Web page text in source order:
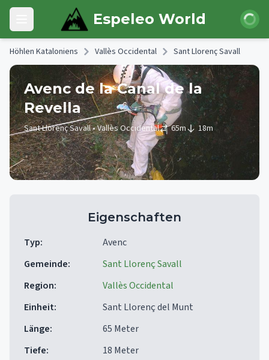
Skip to main content
Open main menu Espeleo World
Höhlen Kataloniens Vallès Occidental Sant Llorenç Savall
Avenc de la Canal de la
Revella
Sant Llorenç Savall• Vallès Occidental 65m 18m
Eigenschaften
Typ:
Avenc
Gemeinde:
Sant Llorenç Savall
Region:
Vallès Occidental
Einheit:
Sant Llorenç del Munt
Länge:
65 Meter
Tiefe:
18 Meter